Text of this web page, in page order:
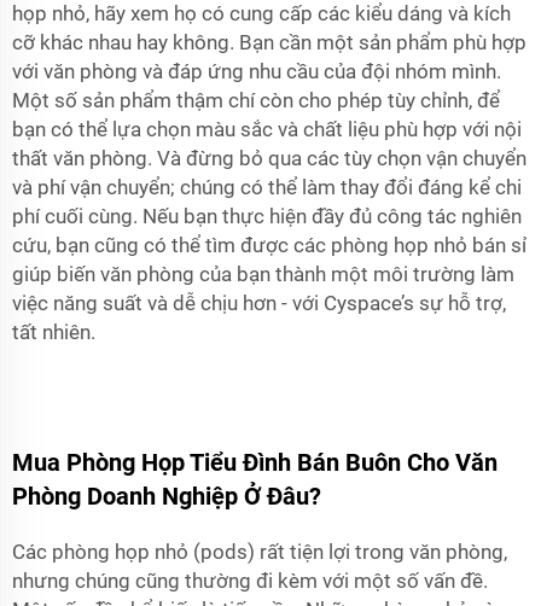
họp nhỏ, hãy xem họ có cung cấp các kiểu dáng và kích
cỡ khác nhau hay không. Bạn cần một sản phẩm phù hợp
với văn phòng và đáp ứng nhu cầu của đội nhóm mình.
Một số sản phẩm thậm chí còn cho phép tùy chỉnh, để
bạn có thể lựa chọn màu sắc và chất liệu phù hợp với nội
thất văn phòng. Và đừng bỏ qua các tùy chọn vận chuyển
và phí vận chuyển; chúng có thể làm thay đổi đáng kể chi
phí cuối cùng. Nếu bạn thực hiện đầy đủ công tác nghiên
cứu, bạn cũng có thể tìm được các phòng họp nhỏ bán sỉ
giúp biến văn phòng của bạn thành một môi trường làm
việc năng suất và dễ chịu hơn - với Cyspace’s sự hỗ trợ,
tất nhiên.
Mua Phòng Họp Tiểu Đình Bán Buôn Cho Văn
Phòng Doanh Nghiệp Ở Đâu?
Các phòng họp nhỏ (pods) rất tiện lợi trong văn phòng,
nhưng chúng cũng thường đi kèm với một số vấn đề.